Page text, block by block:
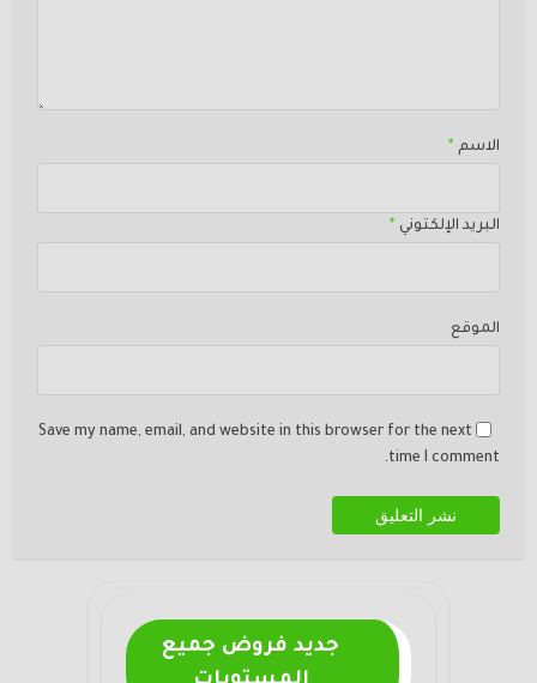
الاسم *
البريد الإلكتوني *
الموقع
Save my name, email, and website in this browser for the next
time I comment.
جديد فروض جميع